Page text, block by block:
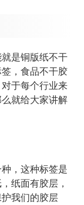
是铜版纸不干
，食品不干胶
于每个行业来
就给大家讲解
，这种标签是
纸面有胶层，
我们的胶层